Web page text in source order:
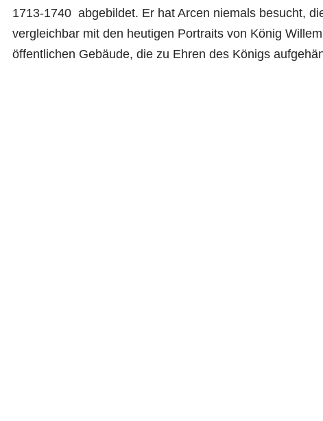
1713-1740 abgebildet. Er hat Arcen niemals besucht,
vergleichbar mit den heutigen Portraits von König
öffentlichen Gebäude, die zu Ehren des Königs